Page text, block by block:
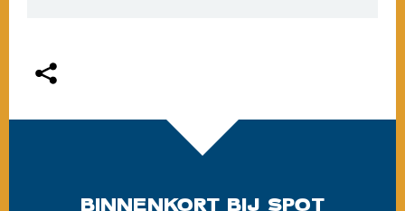
BINNENKORT BIJ SPOT